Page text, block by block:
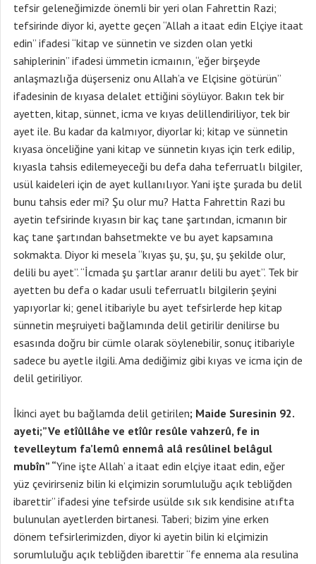
tefsir geleneğimizde önemli bir yeri olan Fahrettin Razi;
tefsirinde diyor ki, ayette geçen “Allah a itaat edin Elçiye itaat
edin” ifadesi “kitap ve sünnetin ve sizden olan yetki
sahiplerinin” ifadesi ümmetin icmaının, “eğer birşeyde
anlaşmazlığa düşerseniz onu Allah’a ve Elçisine götürün”
ifadesinin de kıyasa delalet ettiğini söylüyor. Bakın tek bir
ayetten, kitap, sünnet, icma ve kıyas delillendiriliyor, tek bir
ayet ile. Bu kadar da kalmıyor, diyorlar ki; kitap ve sünnetin
kıyasa önceliğine yani kitap ve sünnetin kıyas için terk edilip,
kıyasla tahsis edilemeyeceği bu defa daha teferruatlı bilgiler,
usül kaideleri için de ayet kullanılıyor. Yani işte şurada bu delil
bunu tahsis eder mi? Şu olur mu? Hatta Fahrettin Razi bu
ayetin tefsirinde kıyasın bir kaç tane şartından, icmanın bir
kaç tane şartından bahsetmekte ve bu ayet kapsamına
sokmakta. Diyor ki mesela “kıyas şu, şu, şu, şu şekilde olur,
delili bu ayet”. “İcmada şu şartlar aranır delili bu ayet”. Tek bir
ayetten bu defa o kadar usuli teferruatlı bilgilerin şeyini
yapıyorlar ki; genel itibariyle bu ayet tefsirlerde hep kitap
sünnetin meşruiyeti bağlamında delil getirilir denilirse bu
esasında doğru bir cümle olarak söylenebilir, sonuç itibariyle
sadece bu ayetle ilgili. Ama dediğimiz gibi kıyas ve icma için de
delil getiriliyor.
İkinci ayet bu bağlamda delil getirilen; Maide Suresinin 92.
ayeti;”Ve etîûllâhe ve etîûr resûle vahzerû, fe in
tevelleytum fa’lemû ennemâ alâ resûlinel belâgul
mubîn” “Yine işte Allah’ a itaat edin elçiye itaat edin, eğer
yüz çevirirseniz bilin ki elçimizin sorumluluğu açık tebliğden
ibarettir” ifadesi yine tefsirde usülde sık sık kendisine atıfta
bulunulan ayetlerden birtanesi. Taberi; bizim yine erken
dönem tefsirlerimizden, diyor ki ayetin bilin ki elçimizin
sorumluluğu açık tebliğden ibarettir “fe ennema ala resulina